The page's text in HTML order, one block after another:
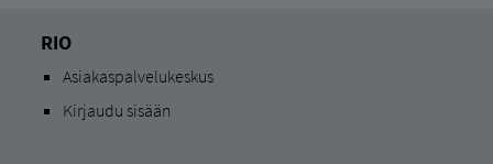
RIO
Asiakaspalvelukeskus
Kirjaudu sisään